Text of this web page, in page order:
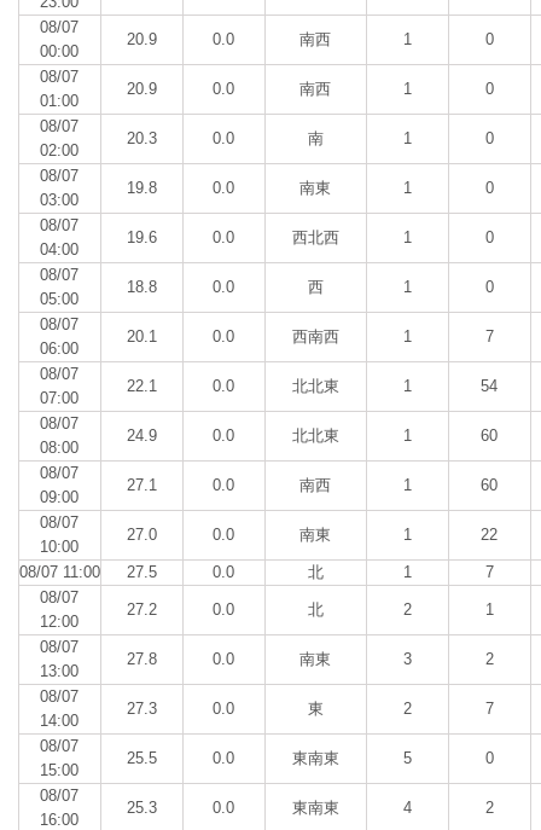
08/07
00:00
20.9 0.0 南西 1 0
08/07
01:00
20.9 0.0 南西 1 0
08/07
02:00
20.3 0.0 南 1 0
08/07
03:00
19.8 0.0 南東 1 0
08/07
04:00
19.6 0.0 西北西 1 0
08/07
05:00
18.8 0.0 西 1 0
08/07
06:00
20.1 0.0 西南西 1 7
08/07
07:00
22.1 0.0 北北東 1 54
08/07
08:00
24.9 0.0 北北東 1 60
08/07
09:00
27.1 0.0 南西 1 60
08/07
10:00
27.0 0.0 南東 1 22
08/07 11:00 27.5 0.0 北 1
7
08/07
12:00
27.2 0.0 北 2 1
08/07
13:00
27.8 0.0 南東 3 2
08/07
14:00
27.3 0.0 東 2 7
08/07
15:00
25.5 0.0 東南東 5 0
08/07
16:00
25.3 0.0 東南東 4 2